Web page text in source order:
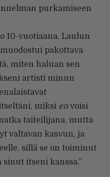
purkamiseen
10-vuotiaana. Laulun
pakottava
miten haluan sen
artisti minun
miksi envoisi
taiteilijana, mutta
valtavan kasvun, ja
sillä se on toiminut
itseni kanssa.”